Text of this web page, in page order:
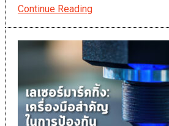
ใหม่
Continue Reading5
เครื่องพิมพ์
เลเซอร์
เหนือ
กว่า
เครื่องพิมพ์